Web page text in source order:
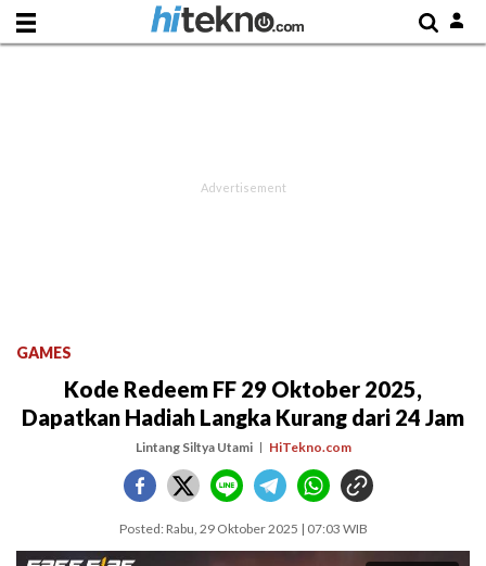
GAMES
Kode Redeem FF 29 Oktober 2025,
Dapatkan Hadiah Langka Kurang dari 24 Jam
Lintang Siltya Utami HiTekno.com
Posted: Rabu, 29 Oktober 2025 | 07:03 WIB